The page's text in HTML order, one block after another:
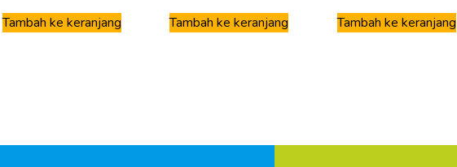
Tambah ke keranjang Tambah ke keranjang Tambah ke keranjang